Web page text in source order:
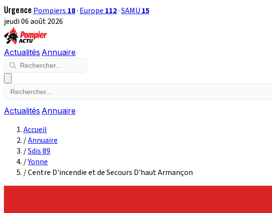
Urgence Pompiers 18· Europe 112·SAMU 15
jeudi 06 août 2026
Actualités Annuaire
Actualités Annuaire
Accueil
/Annuaire
/Sdis 89
/Yonne
/Centre D'incendie et de Secours D'haut Armançon